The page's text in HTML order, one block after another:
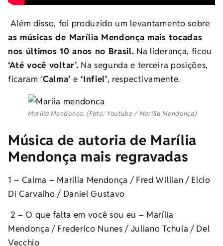
Além disso, foi produzido um levantamento sobre
as músicas de Marília Mendonça mais tocadas
nos últimos 10 anos no Brasil. Na liderança, ficou
‘Até você voltar’. Na segunda e terceira posições,
ficaram ‘Calma’ e ‘Infiel’, respectivamente.
Marília Mendonça. (Foto: Youtube / Marília Mendonça)
Música de autoria de Marília
Mendonça mais regravadas
1 – Calma – Marilia Mendonça / Fred Willian / Elcio
Di Carvalho / Daniel Gustavo
2 – O que falta em você sou eu – Marília
Mendonça / Frederico Nunes / Juliano Tchula / Del
Vecchio